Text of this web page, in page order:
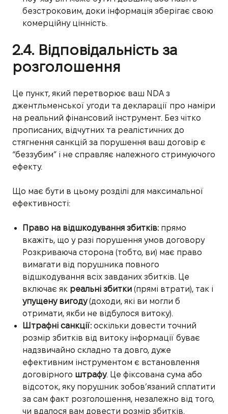
безстроковим, доки інформація зберігає свою
комерційну цінність.
2.4. Відповідальність за
розголошення
Це пункт, який перетворює ваш NDA з
джентльменської угоди та декларації про наміри
на реальний фінансовий інструмент. Без чітко
прописаних, відчутних та реалістичних до
стягнення санкцій за порушення ваш договір є
“беззубим” і не справляє належного стримуючого
ефекту.
Що має бути в цьому розділі для максимальної
ефективності:
Право на відшкодування збитків:прямо
вкажіть, що у разі порушення умов договору
Розкриваюча сторона (тобто, ви) має право
вимагати від порушника повного
відшкодування всіх завданих збитків. Це
включає як реальні збитки (прямі втрати), так і
упущену вигоду(доходи, які ви могли б
отримати, якби не відбулося витоку).
Штрафні санкції:оскільки довести точний
розмір збитків від витоку інформації буває
надзвичайно складно та довго, дуже
ефективним інструментом є встановлення
договірного штрафу. Це фіксована сума або
відсоток, яку порушник зобов’язаний сплатити
за сам факт розголошення, незалежно від того,
чи вдалося вам довести розмір збитків.